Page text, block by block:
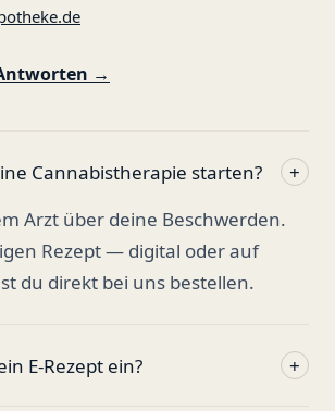
→
Cannabistherapie starten?
+
Arzt über deine Beschwerden.
Rezept — digital oder auf
du direkt bei uns bestellen.
E-Rezept ein? +